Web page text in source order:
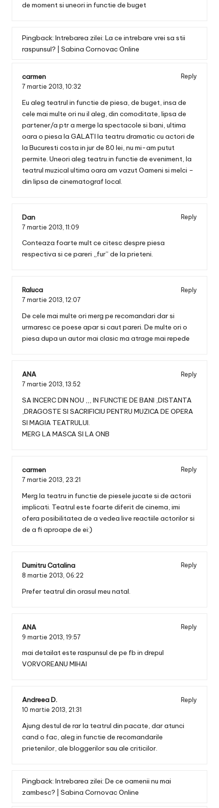
de moment si uneori in functie de buget
Pingback: Intrebarea zilei: La ce intrebare vrei sa stii
raspunsul? | Sabina Cornovac Online
carmen
Reply
7 martie 2013, 10:32
Eu aleg teatrul in functie de piesa, de buget, insa de
cele mai multe ori nu il aleg, din comoditate, lipsa de
partener/a ptr a merge la spectacole si bani, ultima
oara o piesa la GALATI la teatru dramatic cu actori de
la Bucuresti costa in jur de 80 lei, nu mi-am putut
permite. Uneori aleg teatru in functie de eveniment, la
teatrul muzical ultima oara am vazut Oameni si melci –
din lipsa de cinematograf local.
Dan
Reply
7 martie 2013, 11:09
Conteaza foarte mult ce citesc despre piesa
respectiva si ce pareri „fur” de la prieteni.
Raluca
Reply
7 martie 2013, 12:07
De cele mai multe ori merg pe recomandari dar si
urmaresc ce poese apar si caut pareri. De multe ori o
piesa dupa un autor mai clasic ma atrage mai repede
ANA
Reply
7 martie 2013, 13:52
SA INCERC DIN NOU ,,, IN FUNCTIE DE BANI ,DISTANTA
,DRAGOSTE SI SACRIFICIU PENTRU MUZICA DE OPERA
SI MAGIA TEATRULUI.
MERG LA MASCA SI LA ONB
carmen
Reply
7 martie 2013, 23:21
Merg la teatru in functie de piesele jucate si de actorii
implicati. Teatrul este foarte diferit de cinema, imi
ofera posibilitatea de a vedea live reactiile actorilor si
de a fi aproape de ei:)
Dumitru Catalina
Reply
8 martie 2013, 06:22
Prefer teatrul din orasul meu natal.
ANA
Reply
9 martie 2013, 19:57
mai detailat este raspunsul de pe fb in drepul
VORVOREANU MIHAI
Andreea D.
Reply
10 martie 2013, 21:31
Ajung destul de rar la teatrul din pacate, dar atunci
cand o fac, aleg in functie de recomandarile
prietenilor, ale bloggerilor sau ale criticilor.
Pingback: Intrebarea zilei: De ce oamenii nu mai
zambesc? | Sabina Cornovac Online